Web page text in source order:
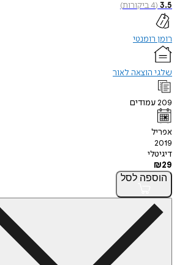
3.5
(
4ביקורות)
רומן רומנטי
שלגי הוצאה לאור
209עמודים
אפריל
2019
דיגיטלי
₪29
הוספה לסל